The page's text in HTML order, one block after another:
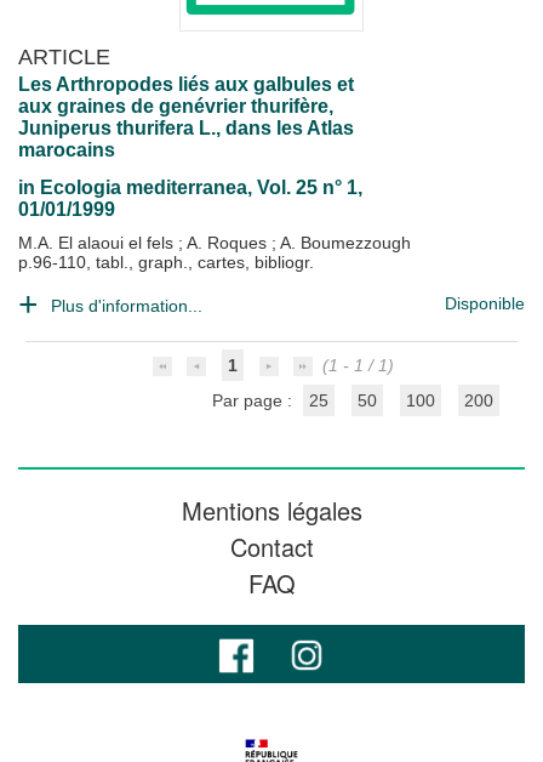
ARTICLE
Les Arthropodes liés aux galbules et
aux graines de genévrier thurifère,
Juniperus thurifera L., dans les Atlas
marocains
in Ecologia mediterranea, Vol. 25 n° 1,
01/01/1999
M.A. El alaoui el fels ; A. Roques ; A. Boumezzough
p.96-110, tabl., graph., cartes, bibliogr.
Plus d'information... Disponible
1
(1 - 1 / 1)
Par page :
25 50 100 200
Mentions légales
Contact
FAQ